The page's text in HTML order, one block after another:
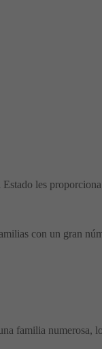
les proporciona
con un gran
familia numerosa,